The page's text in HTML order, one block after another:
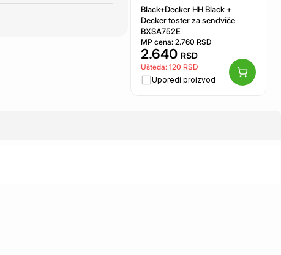
Black+Decker HH Black +
Decker toster za sendviče
BXSA752E
MP cena: 2.760 RSD
2.640 RSD
Ušteda: 120 RSD
Uporedi proizvod